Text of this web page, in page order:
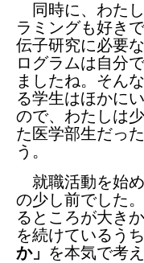
同時に、わた
ラミングも好き
伝子研究に必要
ログラムは自分
ましたね。そん
る学生はほかに
ので、わたしは
た医学部生だっ
う。
就職活動を始
の少し前でした
るところが大き
を続けているう
か」 を本気で考